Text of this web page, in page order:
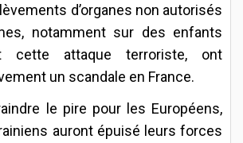
d’organes non autorisés
notamment sur des enfants
cette attaque terroriste, ont
un scandale en France.
le pire pour les Européens,
auront épuisé leurs forces